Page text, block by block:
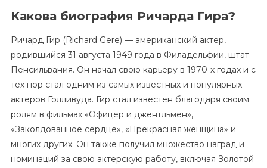
Какова биография Ричарда Гира?
Ричард Гир (Richard Gere) — американский актер,
родившийся 31 августа 1949 года в Филадельфии, штат
Пенсильвания. Он начал свою карьеру в 1970-х годах и с
тех пор стал одним из самых известных и популярных
актеров Голливуда. Гир стал известен благодаря своим
ролям в фильмах «Офицер и джентльмен»,
«Заколдованное сердце», «Прекрасная женщина» и
многих других. Он также получил множество наград и
номинаций за свою актерскую работу, включая Золотой